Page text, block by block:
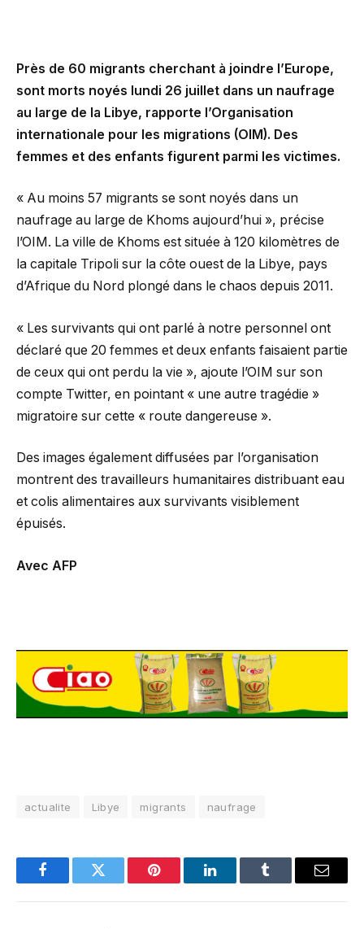
Près de 60 migrants cherchant à joindre l’Europe,
sont morts noyés lundi 26 juillet dans un naufrage
au large de la Libye, rapporte l’Organisation
internationale pour les migrations (OIM). Des
femmes et des enfants figurent parmi les victimes.
« Au moins 57 migrants se sont noyés dans un
naufrage au large de Khoms aujourd’hui », précise
l’OIM. La ville de Khoms est située à 120 kilomètres de
la capitale Tripoli sur la côte ouest de la Libye, pays
d’Afrique du Nord plongé dans le chaos depuis 2011.
« Les survivants qui ont parlé à notre personnel ont
déclaré que 20 femmes et deux enfants faisaient partie
de ceux qui ont perdu la vie », ajoute l’OIM sur son
compte Twitter, en pointant « une autre tragédie »
migratoire sur cette « route dangereuse ».
Des images également diffusées par l’organisation
montrent des travailleurs humanitaires distribuant eau
et colis alimentaires aux survivants visiblement
épuisés.
Avec AFP
actualite Libye migrants naufrage
FacebookTwitter Pinterest LinkedInTumblr Email